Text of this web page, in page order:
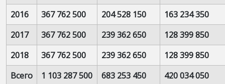
2016
367 762 500 204 528 150
163 234 350
2017
367 762 500 239 362 650
128 399 850
2018
367 762 500 239 362 650
128 399 850
Всего
1 103 287 500 683 253 450 420 034 050